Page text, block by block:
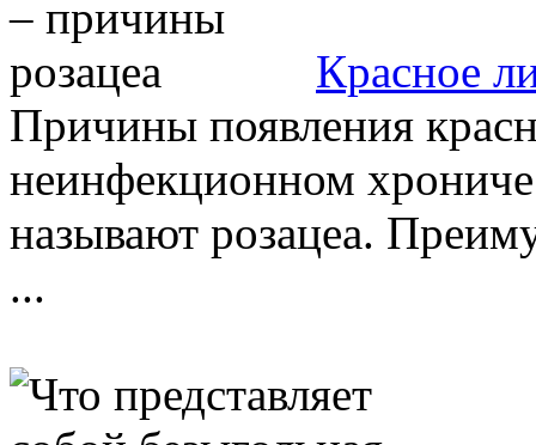
Красное
Причины появления
неинфекционном
называют розацеа.
...